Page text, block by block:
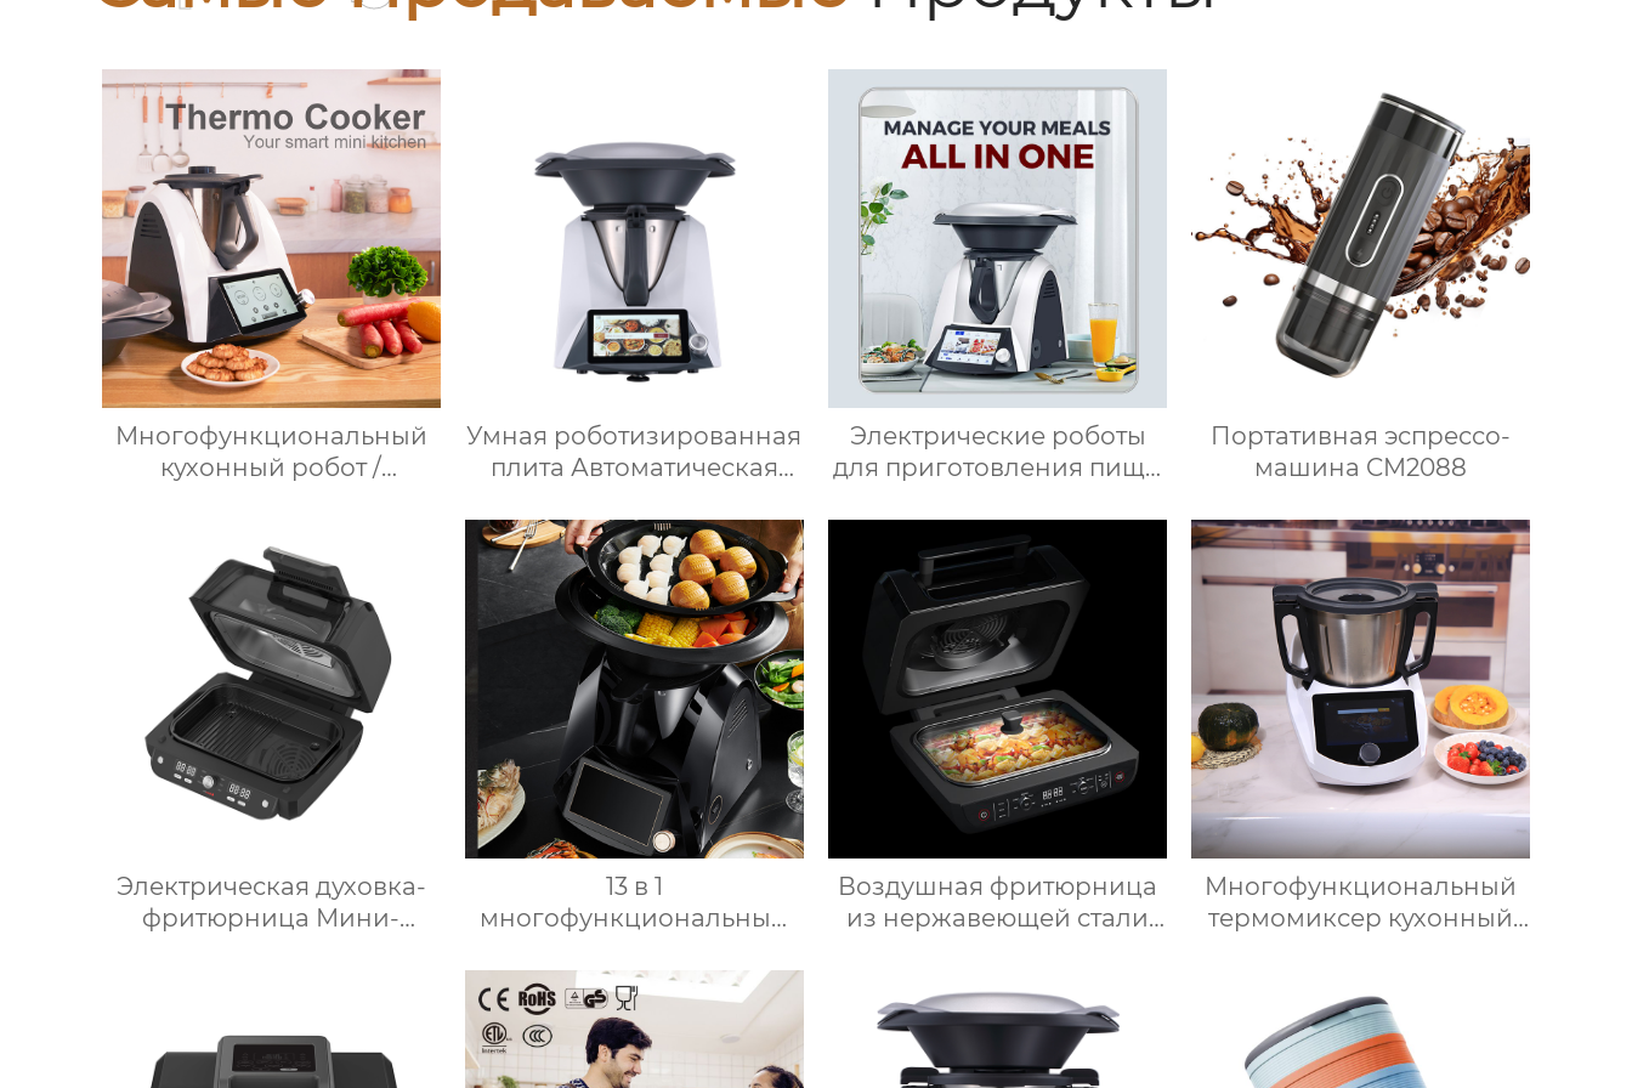
Многофункциональный
кухонный робот /
– 160°C /
Программируемый /
Предустановленные
рецепты / Миксер
Умная роботизированная
плита Автоматическая
приготовления пищи
Интеллектуальный Робот
для приготовления пищи
для дома
Электрические роботы
для приготовления пищи
высокоскоростной
супница кухонный
комбайн кухонная
техника Термомиксер
Портативная эспрессо-
машина CM2088
Электрическая духовка-
фритюрница Мини-
умной плитой
серебристого цвета с
13 в 1
многофункциональный
Вт мощный 7-дюймовый
сенсорный кухонный
комбайн
многофункциональный
Воздушная фритюрница
из нержавеющей стали
низким содержанием
жира электрическая
воздушная фритюрница
Многофункциональный
термомиксер кухонный
комбайны термомиксер
Китай для продажи с
мясорубкой и Wi-Fi